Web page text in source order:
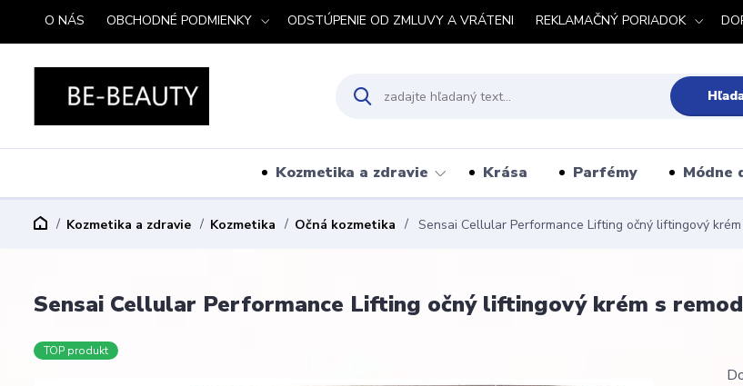
O NÁS OBCHODNÉ PODMIENKY ODSTÚPENIE OD ZMLUVY A VRÁTENI REKLAMAČNÝ PORIADOK
Kozmetika a zdravie Krása Parfémy Módne
Kozmetika a zdravie Kozmetika Očná kozmetika Sensai Cellular Performance Lifting očný liftingový
Sensai Cellular Performance Lifting očný liftingový krém s
TOP produkt